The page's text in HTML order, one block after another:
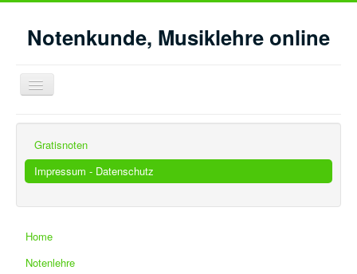
Notenkunde, Musiklehre online
Navigation
an/aus
Gratisnoten
Impressum - Datenschutz
Home
Notenlehre